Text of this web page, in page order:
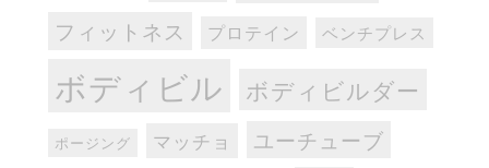
フィットネス プロテイン ベンチプレス
ボディビル ボディビルダー
ポージング マッチョ ユーチューブ